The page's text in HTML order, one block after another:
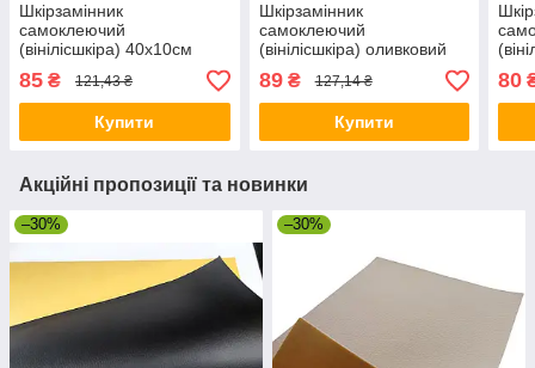
Шкірзамінник
самоклеючий
(вінілісшкіра) 40х10см
Фіолетовий
85 ₴ 121,43 ₴
Купити
Шкірзамінник
самоклеючий
(вінілісшкіра) оливковий
30х14см
89₴ 127,14 ₴
Купити
80
Акційні пропозиції та новинки
–30% –30%